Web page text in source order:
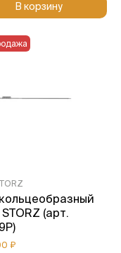
В корзину
STORZ (арт.
₽